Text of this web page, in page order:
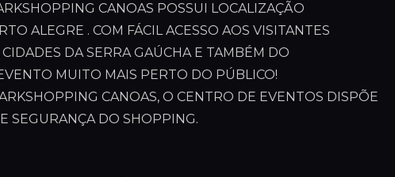
CANOAS POSSUI LOCALIZAÇÃO
ALEGRE . COM FÁCIL ACESSO AOS VISITANTES
DA SERRA GAÚCHA E TAMBÉM DO
MUITO MAIS PERTO DO PÚBLICO!
CANOAS, O CENTRO DE EVENTOS DISPÕE
SEGURANÇA DO SHOPPING.